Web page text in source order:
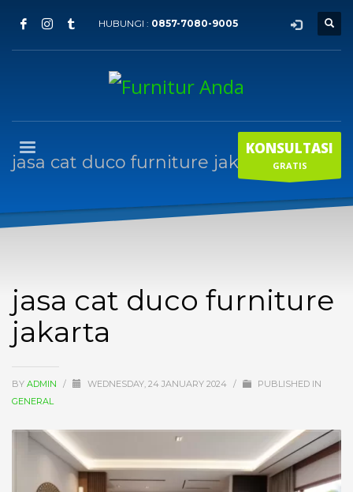
HUBUNGI : 0857-7080-9005
KONSULTASI
GRATIS
jasa cat duco furniture jakarta
jasa cat duco furniture
jakarta
BY ADMIN / WEDNESDAY, 24 JANUARY 2024 /
PUBLISHED IN
GENERAL